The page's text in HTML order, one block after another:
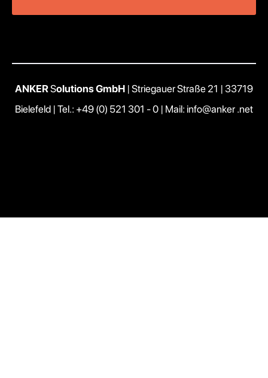
ANKERSolutions GmbH | Striegauer Straße 21 | 33719
Bielefeld | Tel.: +49 (0) 521 301 - 0 | Mail: info@anker .net